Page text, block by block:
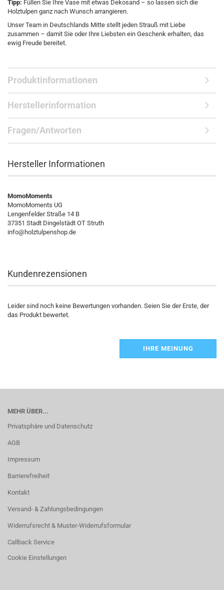
Tipp: Füllen Sie Ihre Vase mit etwas Dekosand – so lassen sich die
Holztulpen ganz nach Wunsch arrangieren.
Unser Team in Deutschlands Mitte stellt jeden Strauß mit Liebe
zusammen – damit Sie oder Ihre Liebsten ein Geschenk erhalten, das
ewig Freude bereitet.
Produktinformationen
Herstellerinformation
Fragen/Antworten
Hersteller Informationen
MomoMoments
MomoMoments UG
Lengenfelder Straße 14 B
37351 Stadt Dingelstädt OT Struth
info@holztulpenshop.de
Kundenrezensionen
Leider sind noch keine Bewertungen vorhanden. Seien Sie der Erste, der
das Produkt bewertet.
IHRE MEINUNG
MEHR ÜBER...
Privatsphäre und Datenschutz
AGB
Impressum
Barrierefreiheit
Kontakt
Versand- & Zahlungsbedingungen
Widerrufsrecht & Muster-Widerrufsformular
Callback Service
Cookie Einstellungen